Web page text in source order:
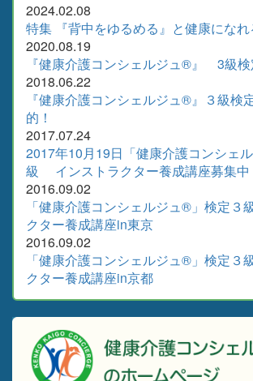
2024.02.08
特集 『背中をゆるめる』と健康になれ
2020.08.19
『健康介護コンシェルジュ®』 3級
2018.06.22
『健康介護コンシェルジュ®』３級検
的！
2017.07.24
2017年10月19日「健康介護コンシェ
級 インストラクター養成講座募集中
2016.09.02
「健康介護コンシェルジュ®」検定
クター養成講座in東京
2016.09.02
「健康介護コンシェルジュ®」検定
クター養成講座in京都